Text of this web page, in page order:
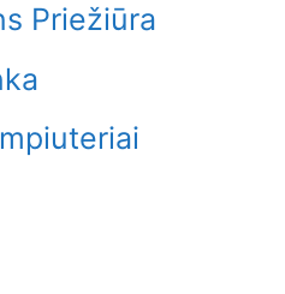
Priežiūra